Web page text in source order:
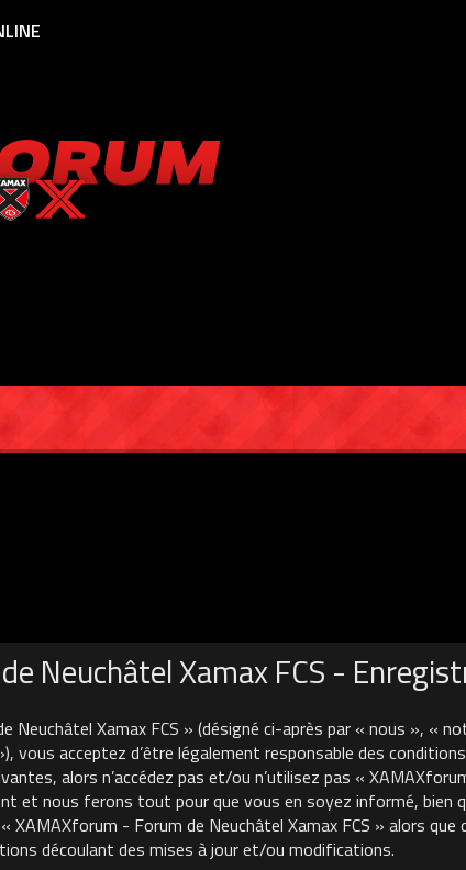
Neuchâtel Xamax FCS -
Neuchâtel Xamax FCS » (désigné ci-après par « nous », «
vous acceptez d’être légalement responsable des
alors n’accédez pas et/ou n’utilisez pas «
et nous ferons tout pour que vous en soyez informé, bien
XAMAXforum - Forum de Neuchâtel Xamax FCS » alors
découlant des mises à jour et/ou modifications.